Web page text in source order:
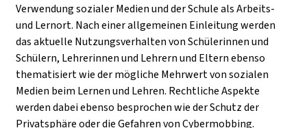
Verwendung sozialer Medien und der Schule als Arbeits-
und Lernort. Nach einer allgemeinen Einleitung werden
das aktuelle Nutzungsverhalten von Schülerinnen und
Schülern, Lehrerinnen und Lehrern und Eltern ebenso
thematisiert wie der mögliche Mehrwert von sozialen
Medien beim Lernen und Lehren. Rechtliche Aspekte
werden dabei ebenso besprochen wie der Schutz der
Privatsphäre oder die Gefahren von Cybermobbing.